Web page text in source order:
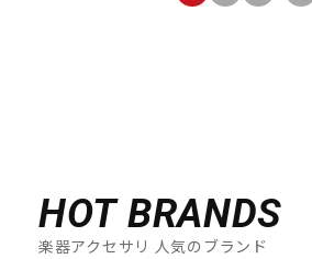
HOT BRANDS
楽器アクセサリ 人気のブランド